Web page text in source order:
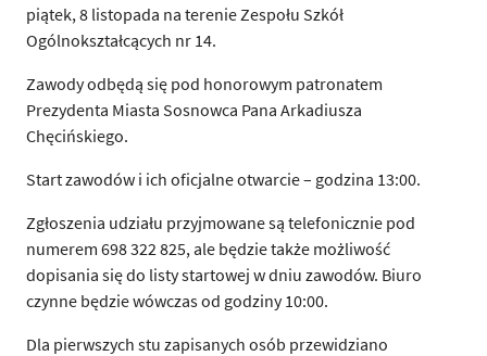
piątek, 8 listopada na terenie Zespołu Szkół
Ogólnokształcących nr 14.
Zawody odbędą się pod honorowym patronatem
Prezydenta Miasta Sosnowca Pana Arkadiusza
Chęcińskiego.
Start zawodów i ich oficjalne otwarcie – godzina 13:00.
Zgłoszenia udziału przyjmowane są telefonicznie pod
numerem 698 322 825, ale będzie także możliwość
dopisania się do listy startowej w dniu zawodów. Biuro
czynne będzie wówczas od godziny 10:00.
Dla pierwszych stu zapisanych osób przewidziano